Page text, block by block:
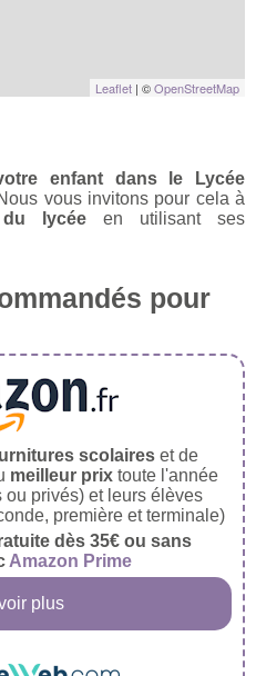
Leaflet | ©OpenStreetMap
enfant dans le Lycée
vous invitons pour cela à
lycée en utilisant ses
pour
scolaireset de
meilleur prixtoute l'année
privés) et leurs élèves
première et terminale)
dès 35€ ou sans
Amazon Prime
plus